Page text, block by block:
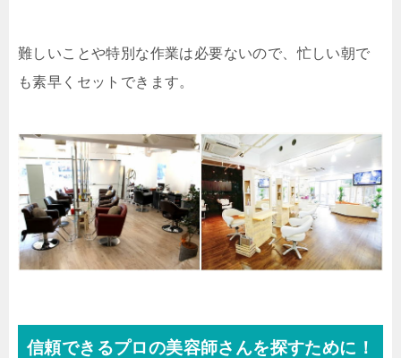
難しいことや特別な作業は必要ないので、忙しい朝で
も素早くセットできます。
信頼できるプロの美容師さんを探すために！